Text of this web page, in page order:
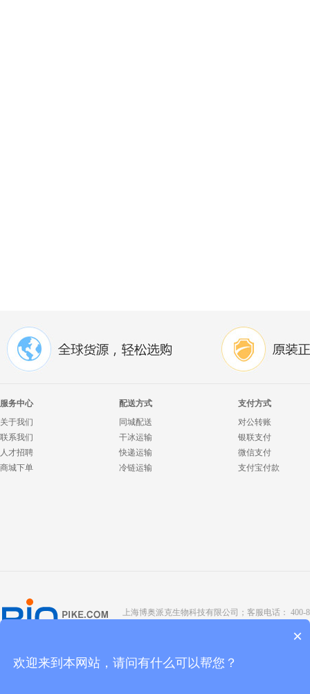
服务中心
关于我们
联系我们
人才招聘
商城下单
配送方式
同城配送
干冰运输
快递运输
冷链运输
支付方式
对公转账
银联支付
微信支付
支付宝付款
上海博奥派克生物科技有限公司；客服电话： 400-
京ICP备
×
欢迎来到本网站，请问有什么可以帮您？